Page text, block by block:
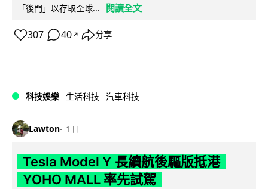
「後門」以存取全球...
閱讀全文
307 40 ↗ 分享
科技娛樂 生活科技 汽車科技
Lawton 1 日
Tesla Model Y 長續航後驅版抵港
YOHO MALL 率先試駕